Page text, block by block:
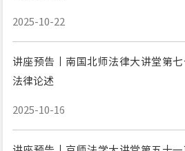
2025-10-22
讲座预告丨南国北师法律大讲堂第
法律论述
2025-10-16